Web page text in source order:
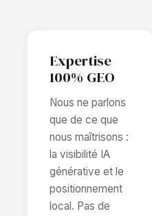
Expertise
100% GEO
Nous ne parlons
que de ce que
nous maîtrisons :
la visibilité IA
générative et le
positionnement
local. Pas de